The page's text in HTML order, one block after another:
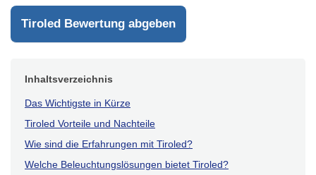
Tiroled Bewertung abgeben
Inhaltsverzeichnis
Das Wichtigste in Kürze
Tiroled Vorteile und Nachteile
Wie sind die Erfahrungen mit Tiroled?
Welche Beleuchtungslösungen bietet Tiroled?